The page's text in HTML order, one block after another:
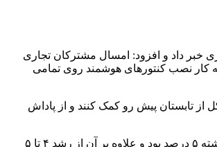
خبر داد و افزود: امسال مشترکان تجاری
کار نصب کنتورهای هوشمند روی تمامی
تابستان پیش رو کمک کنند و از پاداش
با مشارکت خوب مردم، امسال حداقل ۸ درصد کاهش مصرف انرژی در ۴ ماه گرم سال اتفاق بیافتد، این میزان در سال گذشته ۵ درصد بود و علاوه بر آن از رشد ۴ تا ۵